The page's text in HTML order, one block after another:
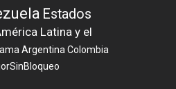
Estados
Latina y el
Argentina Colombia